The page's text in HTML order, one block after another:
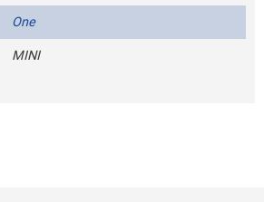
One
MINI